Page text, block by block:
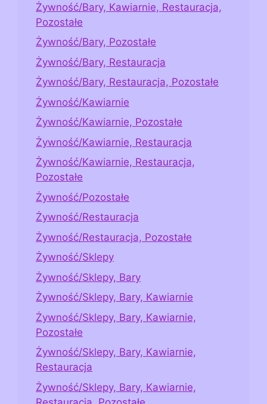
Żywność/Bary, Kawiarnie, Restauracja,
Pozostałe
Żywność/Bary, Pozostałe
Żywność/Bary, Restauracja
Żywność/Bary, Restauracja, Pozostałe
Żywność/Kawiarnie
Żywność/Kawiarnie, Pozostałe
Żywność/Kawiarnie, Restauracja
Żywność/Kawiarnie, Restauracja,
Pozostałe
Żywność/Pozostałe
Żywność/Restauracja
Żywność/Restauracja, Pozostałe
Żywność/Sklepy
Żywność/Sklepy, Bary
Żywność/Sklepy, Bary, Kawiarnie
Żywność/Sklepy, Bary, Kawiarnie,
Pozostałe
Żywność/Sklepy, Bary, Kawiarnie,
Restauracja
Żywność/Sklepy, Bary, Kawiarnie,